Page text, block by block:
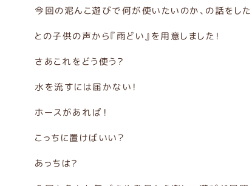
今回の泥んこ遊びで何が使いたいのか、の話をし
との子供の声から『雨どい』を用意しました！
さあこれをどう使う？
水を流すには届かない！
ホースがあれば！
こっちに置けばいい？
あっちは？